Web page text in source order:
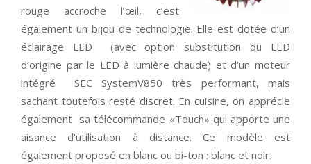
rouge accroche l’œil, c’est
également un bijou de technologie. Elle est dotée d’un
éclairage LED (avec option substitution du LED
d’origine par le LED à lumière chaude) et d’un moteur
intégré SEC SystemV850 très performant, mais
sachant toutefois resté discret. En cuisine, on apprécie
également sa télécommande «Touch» qui apporte une
aisance d’utilisation à distance. Ce modèle est
également proposé en blanc ou bi-ton : blanc et noir.